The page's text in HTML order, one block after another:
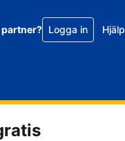
partner? Logga in Hjälp